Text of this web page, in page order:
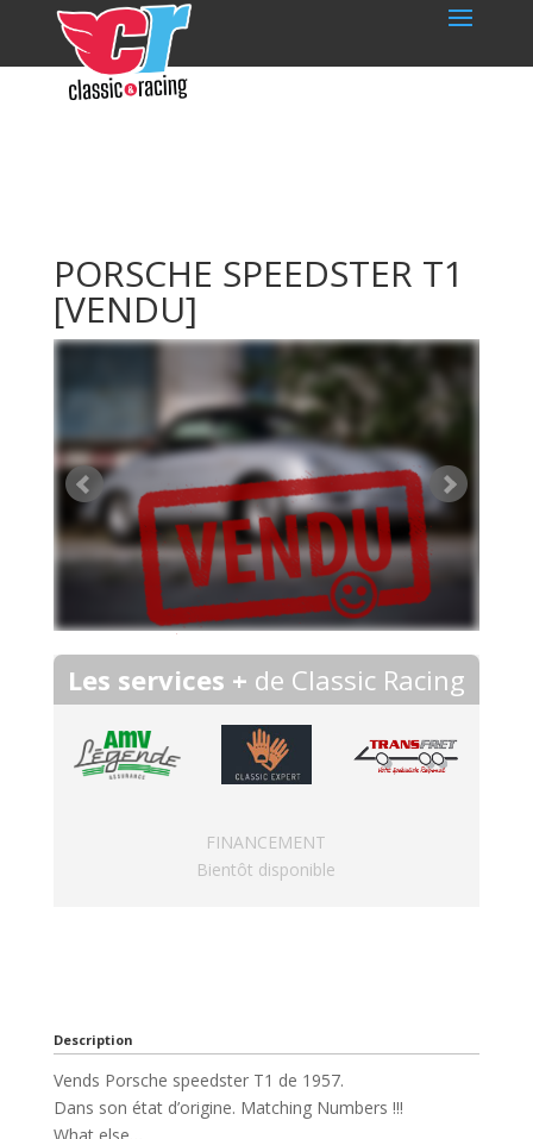
PORSCHE SPEEDSTER T1
[VENDU]
Les services + de Classic Racing
FINANCEMENT
Bientôt disponible
Description
Vends Porsche speedster T1 de 1957.
Dans son état d’origine. Matching Numbers !!!